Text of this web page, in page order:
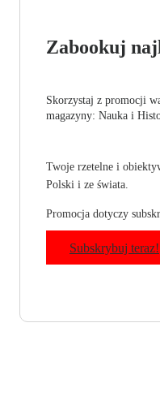
Zabookuj
Skorzystaj z promocji
magazyny: Nauka i
Twoje rzetelne i
Polski i ze świata.
Promocja dotyczy
Subskrybuj teraz!